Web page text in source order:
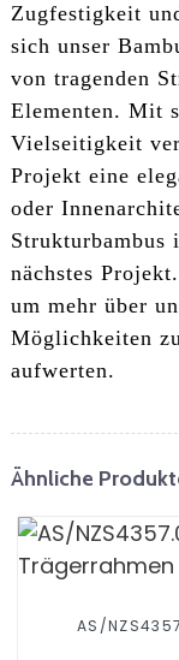
Zugfestigkeit
sich unser
von tragenden
Elementen. Mit
Vielseitigkeit
Projekt eine
oder
nächstes
um mehr über
Möglichkeiten
aufwerten.
Ähnliche
AS/